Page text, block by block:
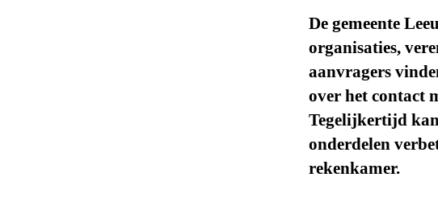
De gemeente
organisaties,
aanvragers
over het contact
Tegelijkertijd kan
onderdelen
rekenkamer.